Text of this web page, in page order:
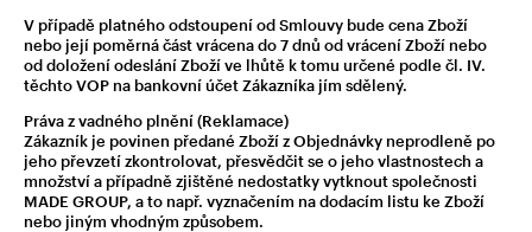
V případě platného odstoupení od Smlouvy bude cena Zboží
nebo její poměrná část vrácena do 7 dnů od vrácení Zboží nebo
od doložení odeslání Zboží ve lhůtě k tomu určené podle čl. IV.
těchto VOP na bankovní účet Zákazníka jím sdělený.
Práva z vadného plnění (Reklamace)
Zákazník je povinen předané Zboží z Objednávky neprodleně po
jeho převzetí zkontrolovat, přesvědčit se o jeho vlastnostech a
množství a případně zjištěné nedostatky vytknout společnosti
MADE GROUP, a to např. vyznačením na dodacím listu ke Zboží
nebo jiným vhodným způsobem.